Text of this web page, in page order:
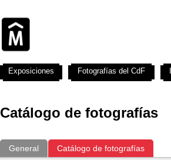
Catálogo de fotografías
General Catálogo de fotografías
Exposiciones Fotografías del CdF